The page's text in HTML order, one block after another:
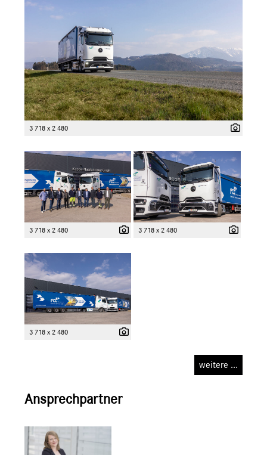
3 718 x 2 480
3 718 x 2 480 3 718 x 2 480
3 718 x 2 480
weitere ...
Ansprechpartner